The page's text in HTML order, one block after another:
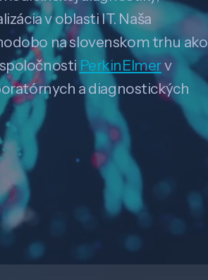
v oblasti IT. Naša
na slovenskom trhu ako
PerkinElmerv
a diagnostických